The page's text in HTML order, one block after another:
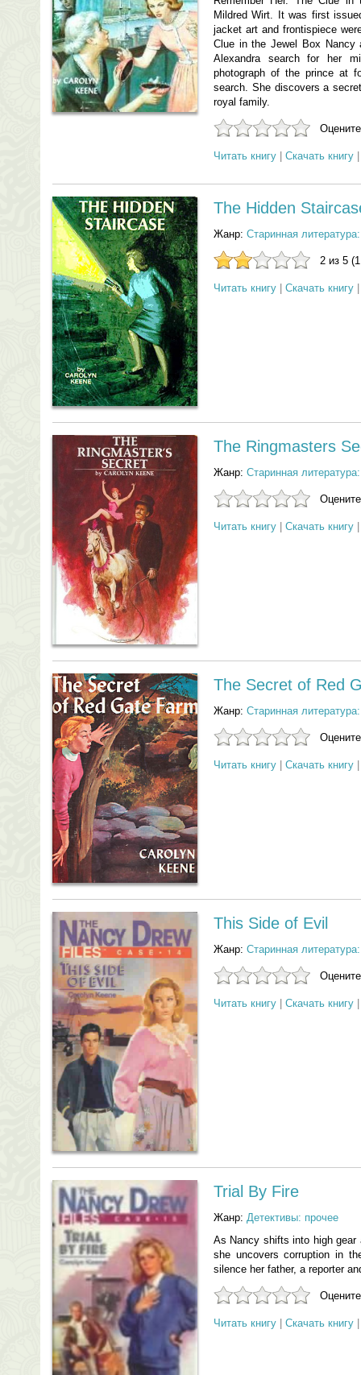
Mildred Wirt. It was first
jacket art and frontispiece
Clue in the Jewel Box Nancy
Alexandra search for her
photograph of the prince at
search. She discovers a
royal family.
Читать книгу Скачать книгу
The Hidden
Жанр: Старинная
2 из 5
Читать книгу Скачать книгу
The Ringmasters
Жанр: Старинная
Читать книгу Скачать книгу
The Secret of Red
Жанр: Старинная
Читать книгу Скачать книгу
This Side of Evil
Жанр: Старинная
Читать книгу Скачать книгу
Trial By Fire
Жанр: Детективы: прочее
As Nancy shifts into high
she uncovers corruption in
silence her father, a reporter
Читать книгу Скачать книгу